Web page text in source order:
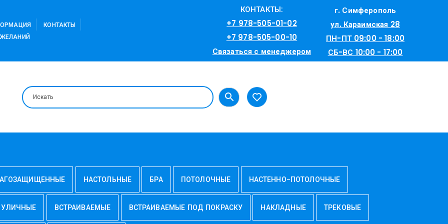
КОНТАКТЫ
КОНТАКТЫ:
+7 978-505-01-02
+7 978-505-00-10
Связаться с менеджером
г. Симферополь
ул. Караимская 28
ПН-ПТ 09:00 - 18:00
СБ-ВС 10:00 - 17:00
НАСТОЛЬНЫЕ БРА ПОТОЛОЧНЫЕ НАСТЕННО-ПОТОЛОЧНЫЕ
УЛИЧНЫЕ ВСТРАИВАЕМЫЕ ВСТРАИВАЕМЫЕ ПОД ПОКРАСКУ НАКЛАДНЫЕ ТРЕКОВЫЕ